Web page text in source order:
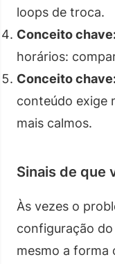
loops de troca.
Conceito
horários:
Conceito
conteúdo exige
mais calmos.
Sinais de que
Às vezes o
configuração
mesmo a forma